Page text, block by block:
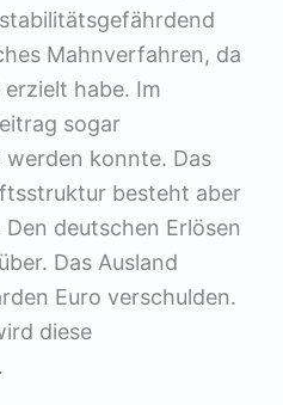
Mahnverfahren, da
habe. Im
sogar
konnte. Das
besteht aber
deutschen Erlösen
Das Ausland
Euro verschulden.
diese